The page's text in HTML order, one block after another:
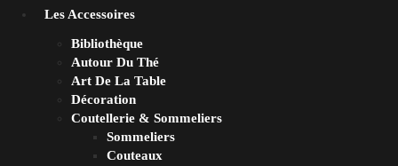
Les Accessoires
Bibliothèque
Autour Du Thé
Art De La Table
Décoration
Coutellerie & Sommeliers
Sommeliers
Couteaux